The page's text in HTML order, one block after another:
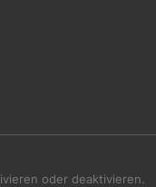
AG
oder deaktivieren.